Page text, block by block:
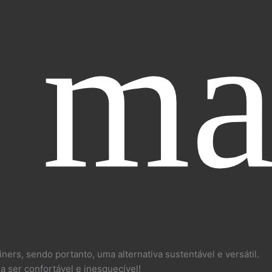
sendo portanto, uma alternativa sustentável e versátil.
ser confortável e inesquecível!